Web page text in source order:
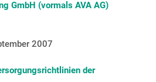
GmbH (vormals AVA AG)
2007
der